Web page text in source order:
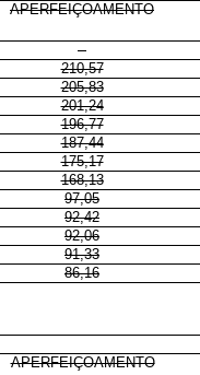
APERFEIÇOAMENTO
-
210,57
205,83
201,24
196,77
187,44
175,17
168,13
97,05
92,42
92,06
91,33
86,16
APERFEIÇOAMENTO